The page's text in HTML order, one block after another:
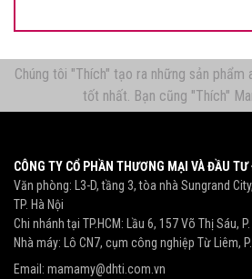
Chúng tôi "Thích" tạo ra những sản
tốt nhất. Bạn cũng "Thích"
CÔNG TY CỔ PHẦN THƯƠNG MẠI VÀ ĐẦU TƯ
Văn phòng: L3-D, tầng 3, tòa nhà Sungrand
TP. Hà Nội
Chi nhánh tại TP.HCM: Lầu 6, 157 Võ Thị Sáu,
Nhà máy: Lô CN7, cụm công nghiệp Từ Liêm,
Email: mamamy@dhti.com.vn